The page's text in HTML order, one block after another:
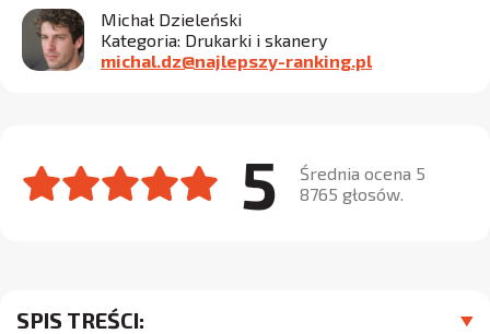
SPIS TREŚCI:
Michał Dzieleński
Kategoria: Drukarki i skanery
michal.dz@najlepszy-ranking.pl
5
Średnia ocena 5
8765 głosów.